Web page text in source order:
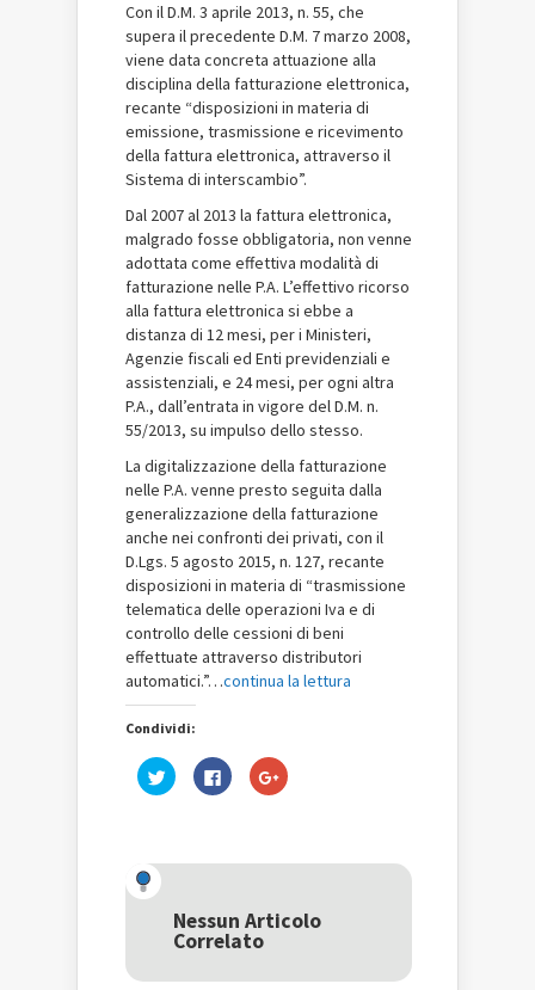
Con il D.M. 3 aprile 2013, n. 55, che
supera il precedente D.M. 7 marzo 2008,
viene data concreta attuazione alla
disciplina della fatturazione elettronica,
recante “disposizioni in materia di
emissione, trasmissione e ricevimento
della fattura elettronica, attraverso il
Sistema di interscambio”.
Dal 2007 al 2013 la fattura elettronica,
malgrado fosse obbligatoria, non venne
adottata come effettiva modalità di
fatturazione nelle P.A. L’effettivo ricorso
alla fattura elettronica si ebbe a
distanza di 12 mesi, per i Ministeri,
Agenzie fiscali ed Enti previdenziali e
assistenziali, e 24 mesi, per ogni altra
P.A., dall’entrata in vigore del D.M. n.
55/2013, su impulso dello stesso.
La digitalizzazione della fatturazione
nelle P.A. venne presto seguita dalla
generalizzazione della fatturazione
anche nei confronti dei privati, con il
D.Lgs. 5 agosto 2015, n. 127, recante
disposizioni in materia di “trasmissione
telematica delle operazioni Iva e di
controllo delle cessioni di beni
effettuate attraverso distributori
automatici.”…continua la lettura
Condividi:
Fai
clic
Twitter
una
nuova
finestra)
Fai
clic
(Si
nuova
finestra)
Fai
clic
Google+
una
nuova
Nessun Articolo
Correlato